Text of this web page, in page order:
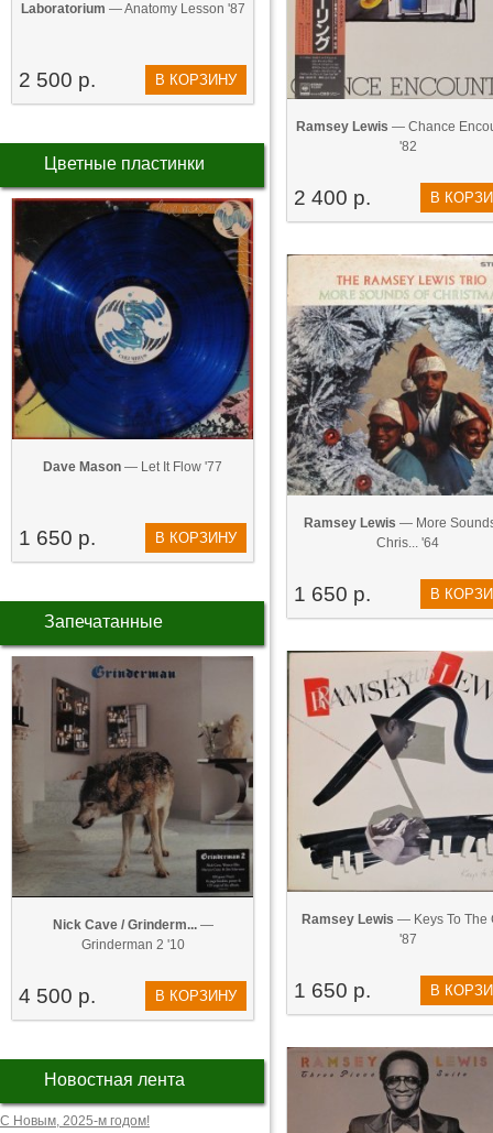
Laboratorium — Anatomy Lesson '87
2 500 р. В КОРЗИНУ
Цветные пластинки
Dave Mason — Let It Flow '77
1 650 р. В КОРЗИНУ
Запечатанные
Nick Cave / Grinderm...—
Grinderman 2 '10
4 500 р. В КОРЗИНУ
Новостная лента
С Новым, 2025-м годом!
Ramsey Lewis — Chance
'82
2 400 р. В
Ramsey Lewis — More
Chris... '64
1 650 р. В
Ramsey Lewis — Keys To The
'87
1 650 р. В